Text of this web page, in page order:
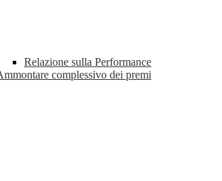
Relazione sulla Performance
complessivo dei premi